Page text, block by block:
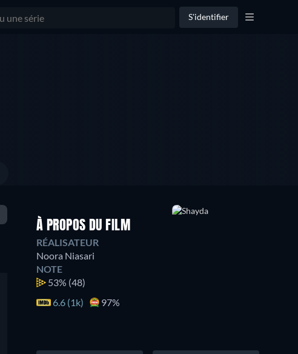
S'identifier
À PROPOS DU FILM
RÉALISATEUR
Noora Niasari
NOTE
53% (48)
6.6 (1k)
97%